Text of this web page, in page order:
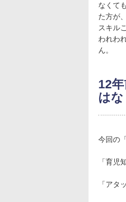
なくて
た方が
スキル
われわ
ん。
12
は
今回の
「育児
「アタ